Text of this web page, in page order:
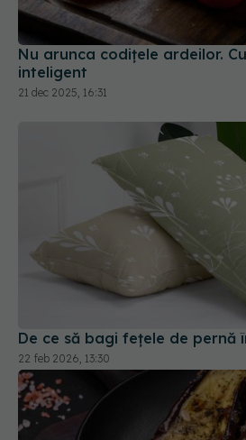
Nu arunca codițele ardeilor.
inteligent
21 dec 2025, 16:31
De ce să bagi fețele de pernă
22 feb 2026, 13:30